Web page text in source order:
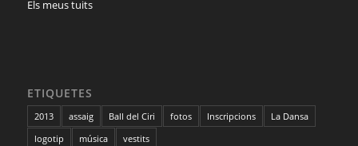
Els meus tuits
ETIQUETES
2013 assaig Ball del Ciri fotos Inscripcions
La Dansa
logotip
música vestits